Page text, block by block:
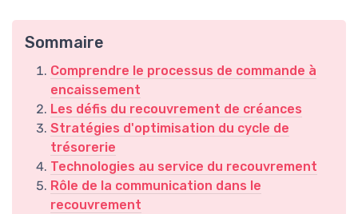
Sommaire
Comprendre le processus de commande à
encaissement
Les défis du recouvrement de créances
Stratégies d'optimisation du cycle de
trésorerie
Technologies au service du recouvrement
Rôle de la communication dans le
recouvrement